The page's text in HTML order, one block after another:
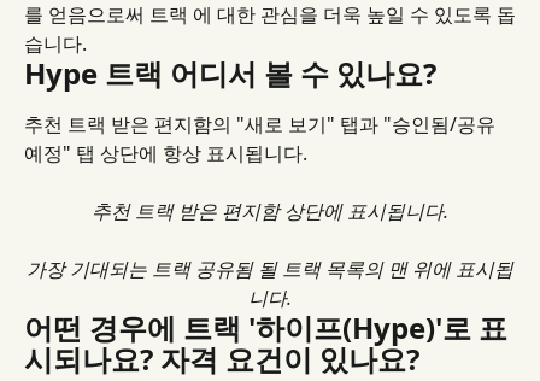
를 얻음으로써 트랙 에 대한 관심을 더욱 높일 수 있도록 돕
습니다.
Hype 트랙 어디서 볼 수 있나요?
추천 트랙 받은 편지함의 "새로 보기" 탭과 "승인됨/공유
예정" 탭 상단에 항상 표시됩니다.
추천 트랙 받은 편지함 상단에 표시됩니다.
가장 기대되는 트랙 공유됨 될 트랙 목록의 맨 위에 표시됩
니다.
어떤 경우에 트랙 '하이프(Hype)'로 표
시되나요? 자격 요건이 있나요?